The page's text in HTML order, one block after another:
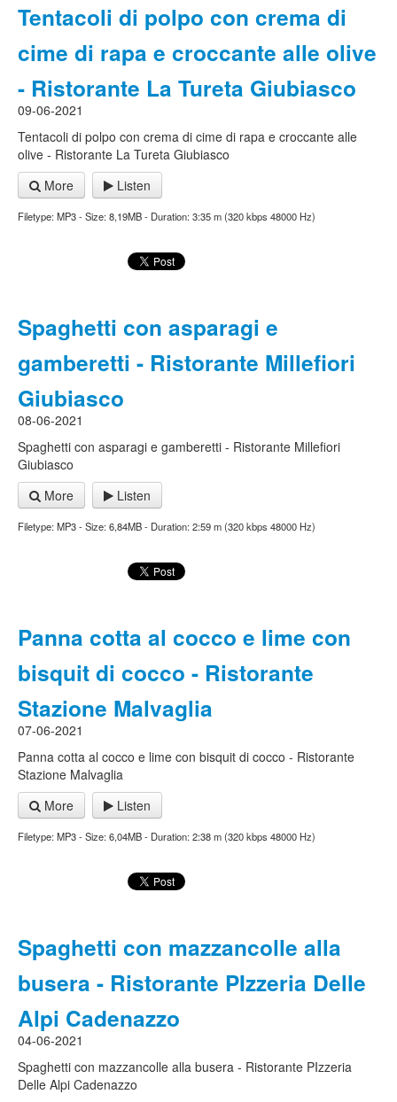
Tentacoli di polpo con crema di
cime di rapa e croccante alle olive
- Ristorante La Tureta Giubiasco
09-06-2021
Tentacoli di polpo con crema di cime di rapa e croccante alle
olive - Ristorante La Tureta Giubiasco
More
Listen
Filetype: MP3 - Size: 8,19MB - Duration: 3:35 m (320 kbps 48000 Hz)
Spaghetti con asparagi e
gamberetti - Ristorante Millefiori
Giubiasco
08-06-2021
Spaghetti con asparagi e gamberetti - Ristorante Millefiori
Giubiasco
More
Listen
Filetype: MP3 - Size: 6,84MB - Duration: 2:59 m (320 kbps 48000 Hz)
Panna cotta al cocco e lime con
bisquit di cocco - Ristorante
Stazione Malvaglia
07-06-2021
Panna cotta al cocco e lime con bisquit di cocco - Ristorante
Stazione Malvaglia
More
Listen
Filetype: MP3 - Size: 6,04MB - Duration: 2:38 m (320 kbps 48000 Hz)
Spaghetti con mazzancolle alla
busera - Ristorante PIzzeria Delle
Alpi Cadenazzo
04-06-2021
Spaghetti con mazzancolle alla busera - Ristorante PIzzeria
Delle Alpi Cadenazzo